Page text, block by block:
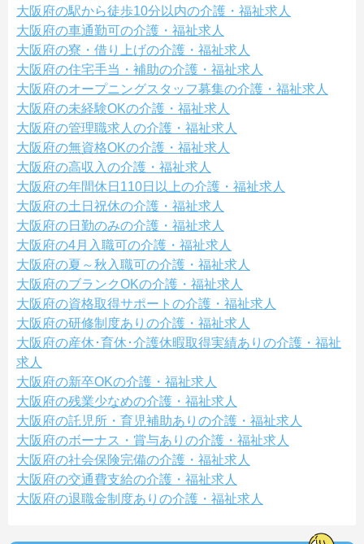
大阪府の駅から徒歩10分以内の介護・福祉求人
大阪府の車通勤可の介護・福祉求人
大阪府の寮・借り上げの介護・福祉求人
大阪府の住宅手当・補助の介護・福祉求人
大阪府のオープニングスタッフ募集の介護・福祉求人
大阪府の未経験OKの介護・福祉求人
大阪府の管理職求人の介護・福祉求人
大阪府の無資格OKの介護・福祉求人
大阪府の高収入の介護・福祉求人
大阪府の年間休日110日以上の介護・福祉求人
大阪府の土日祝休の介護・福祉求人
大阪府の日勤のみの介護・福祉求人
大阪府の4月入職可の介護・福祉求人
大阪府の夏～秋入職可の介護・福祉求人
大阪府のブランクOKの介護・福祉求人
大阪府の資格取得サポートの介護・福祉求人
大阪府の研修制度ありの介護・福祉求人
大阪府の産休･育休･介護休暇取得実績ありの介護・福祉
求人
大阪府の新卒OKの介護・福祉求人
大阪府の残業少なめの介護・福祉求人
大阪府の託児所・育児補助ありの介護・福祉求人
大阪府のボーナス・賞与ありの介護・福祉求人
大阪府の社会保険完備の介護・福祉求人
大阪府の交通費支給の介護・福祉求人
大阪府の退職金制度ありの介護・福祉求人